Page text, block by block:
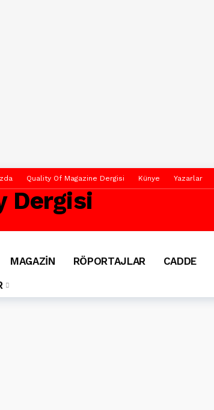
Quality Of Magazine Dergisi Künye Yazarlar
MAGAZİN RÖPORTAJLAR CADDE